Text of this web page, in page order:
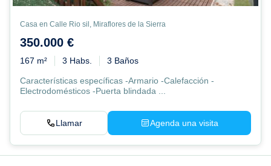
Casa en Calle Rio sil, Miraflores de la Sierra
350.000 €
167 m² 3 Habs. 3 Baños
Características específicas -Armario -Calefacción -
Llamar Agenda una visita